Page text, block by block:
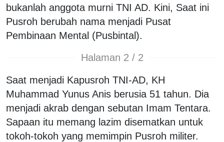
bukanlah anggota murni TNI AD. Kini, Saat ini
Pusroh berubah nama menjadi Pusat
Pembinaan Mental (Pusbintal).
Halaman 2 / 2
Saat menjadi Kapusroh TNI-AD, KH
Muhammad Yunus Anis berusia 51 tahun. Dia
menjadi akrab dengan sebutan Imam Tentara.
Sapaan itu memang lazim disematkan untuk
tokoh-tokoh yang memimpin Pusroh militer.